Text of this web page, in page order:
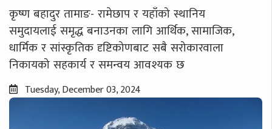
कृष्ण बहादुर तामाङ- रामेछाप र यहाँको स्थानिय
समुदायलाई समृद्ध बनाउनका लागि आर्थिक, सामाजिक,
धार्मिक र सांस्कृतिक दृष्टिकोणबाट सबै सरोकारवाला
निकायको सहकार्य र समन्वय आवश्यक छ
Tuesday, December 03, 2024